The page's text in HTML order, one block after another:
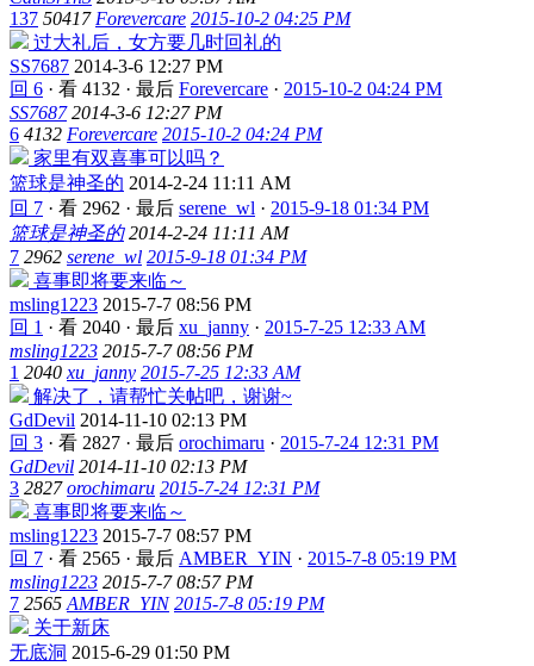
137 50417 Forevercare 2015-10-2 04:25 PM
过大礼后，女方要几时回礼的
SS7687 2014-3-6 12:27 PM
回 6 · 看 4132 · 最后 Forevercare · 2015-10-2 04:24 PM
SS7687 2014-3-6 12:27 PM
6 4132 Forevercare 2015-10-2 04:24 PM
家里有双喜事可以吗？
篮球是神圣的 2014-2-24 11:11 AM
回 7 · 看 2962 · 最后 serene_wl · 2015-9-18 01:34 PM
篮球是神圣的 2014-2-24 11:11 AM
7 2962 serene_wl 2015-9-18 01:34 PM
喜事即将要来临～
msling1223 2015-7-7 08:56 PM
回 1 · 看 2040 · 最后 xu_janny · 2015-7-25 12:33 AM
msling1223 2015-7-7 08:56 PM
1 2040 xu_janny 2015-7-25 12:33 AM
解决了，请帮忙关帖吧，谢谢~
GdDevil 2014-11-10 02:13 PM
回 3 · 看 2827 · 最后 orochimaru · 2015-7-24 12:31 PM
GdDevil 2014-11-10 02:13 PM
3 2827 orochimaru 2015-7-24 12:31 PM
喜事即将要来临～
msling1223 2015-7-7 08:57 PM
回 7 · 看 2565 · 最后 AMBER_YIN · 2015-7-8 05:19 PM
msling1223 2015-7-7 08:57 PM
7 2565 AMBER_YIN 2015-7-8 05:19 PM
关于新床
无底洞 2015-6-29 01:50 PM